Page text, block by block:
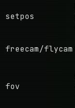
setpos
freecam/flycam
fov